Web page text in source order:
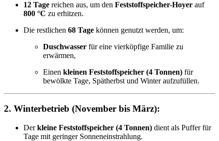
12 Tage reichen aus, um den Feststoffspeicher-Hoyer auf
800 °C zu erhitzen.
Die restlichen 68 Tage können genutzt werden, um:
Duschwasser für eine vierköpfige Familie zu
erwärmen,
Einen kleinen Feststoffspeicher (4 Tonnen) für
bewölkte Tage, Spätherbst und Winter aufzufüllen.
2. Winterbetrieb (November bis März):
Derkleine Feststoffspeicher (4 Tonnen) dient als Puffer für
Tage mit geringer Sonneneinstrahlung.